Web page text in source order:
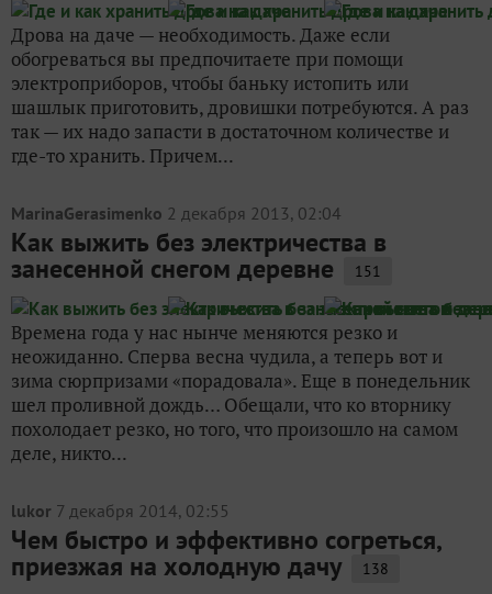
Дрова на даче — необходимость. Даже если
обогреваться вы предпочитаете при помощи
электроприборов, чтобы баньку истопить или
шашлык приготовить, дровишки потребуются. А раз
так — их надо запасти в достаточном количестве и
где-то хранить. Причем...
MarinaGerasimenko 2 декабря 2013, 02:04
Как выжить без электричества в
занесенной снегом деревне 151
Времена года у нас нынче меняются резко и
неожиданно. Сперва весна чудила, а теперь вот и
зима сюрпризами «порадовала». Еще в понедельник
шел проливной дождь… Обещали, что ко вторнику
похолодает резко, но того, что произошло на самом
деле, никто...
lukor 7 декабря 2014, 02:55
Чем быстро и эффективно согреться,
приезжая на холодную дачу 138